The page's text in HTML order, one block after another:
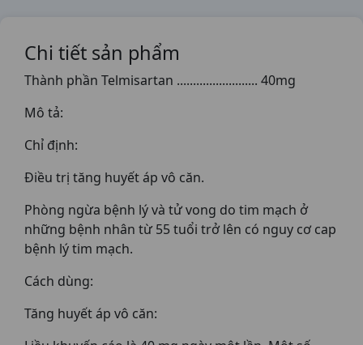
Chi tiết sản phẩm
Thành phần Telmisartan ......................... 40mg
Mô tả:
Chỉ định:
Điều trị tăng huyết áp vô căn.
Phòng ngừa bệnh lý và tử vong do tim mạch ở
những bệnh nhân từ 55 tuổi trở lên có nguy cơ cap
bệnh lý tim mạch.
Cách dùng:
Tăng huyết áp vô căn: